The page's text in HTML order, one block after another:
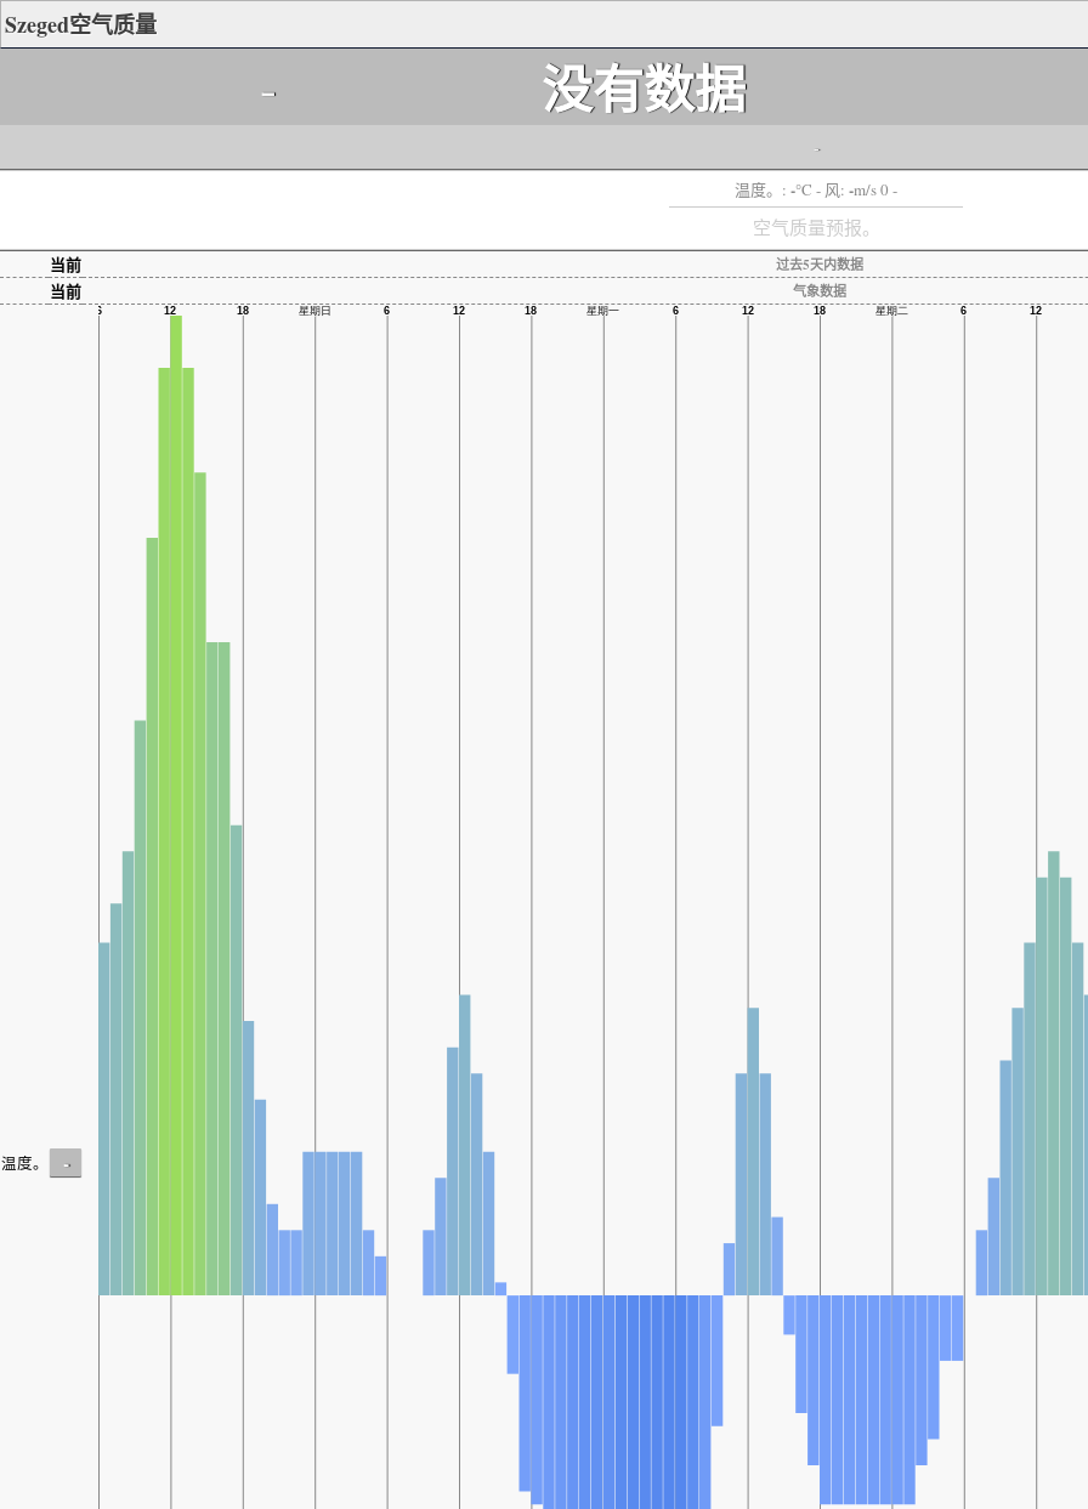
Szeged空气质量
- 没有数据
-
温度。: -°C - 风: -m/s 0 -
空气质量预报。
当前 过去5天内数据
当前 气象数据
温度。 -